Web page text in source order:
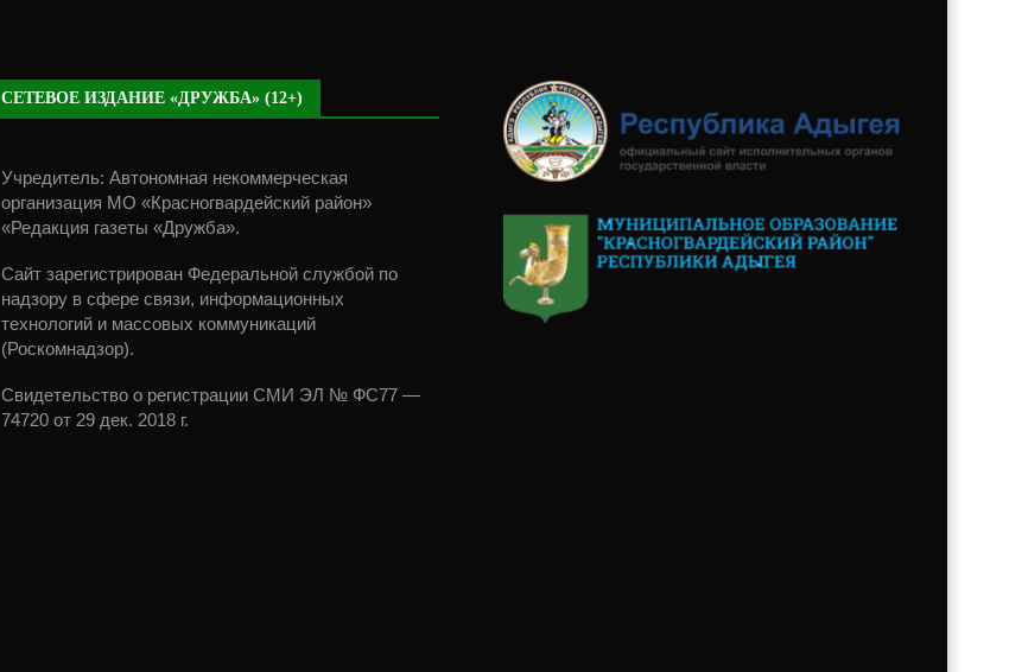
СЕТЕВОЕ ИЗДАНИЕ «ДРУЖБА» (12+)
Учредитель: Автономная некоммерческая
организация МО «Красногвардейский район»
«Редакция газеты «Дружба».
Сайт зарегистрирован Федеральной службой по
надзору в сфере связи, информационных
технологий и массовых коммуникаций
(Роскомнадзор).
Свидетельство о регистрации СМИ ЭЛ № ФС77 —
74720 от 29 дек. 2018 г.